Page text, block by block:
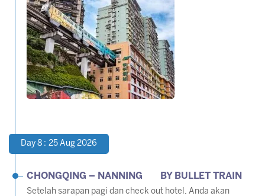
Day 8 : 25 Aug 2026
CHONGQING – NANNING BY BULLET TRAIN
Setelah sarapan pagi dan check out hotel, Anda akan